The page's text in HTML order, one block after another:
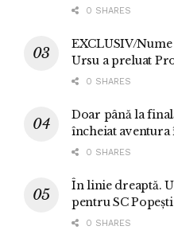
0 SHARES
EXCLUSIV/
Ursu a preluat
0 SHARES
Doar până la
încheiat aventura
0 SHARES
În linie dreaptă.
pentru SC
0 SHARES